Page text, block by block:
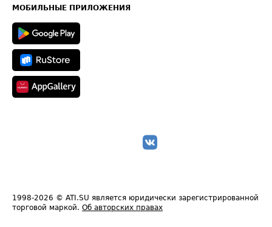
Техническая информация
МОБИЛЬНЫЕ ПРИЛОЖЕНИЯ
1998-2026 © ATI.SU является юридически зарегистрированной
торговой маркой. Об авторских правах